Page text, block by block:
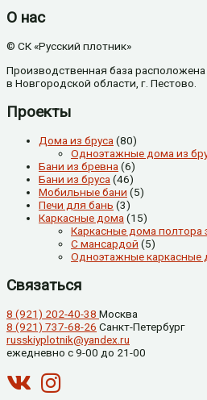
О нас
© СК «Русский плотник»
Производственная база расположена
в Новгородской области, г. Пестово.
Проекты
Дома из бруса (80)
Одноэтажные дома из
Бани из бревна (6)
Бани из бруса (46)
Мобильные бани (5)
Печи для бань (3)
Каркасные дома (15)
Каркасные дома полтора
С мансардой (5)
Одноэтажные каркасные
Связаться
8 (921) 202-40-38 Москва
8 (921) 737-68-26 Санкт-Петербург
russkiyplotnik@yandex.ru
ежедневно с 9-00 до 21-00